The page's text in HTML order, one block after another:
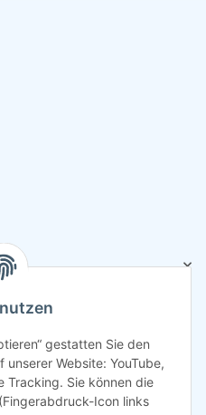
gestatten Sie den
Website: YouTube,
Tracking. Sie können die
Icon links